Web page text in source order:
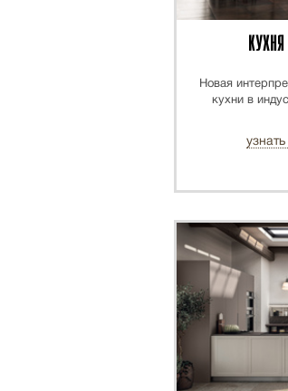
КУХНЯ
Новая
кухни в